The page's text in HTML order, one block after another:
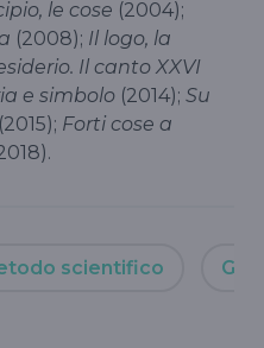
le cose (2004);
(2008); Il logo, la
Il canto XXVI
e simbolo (2014); Su
(2015); Forti cose a
scientifico